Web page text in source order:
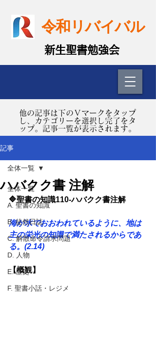
令和リバイバル
​新生聖書勉強会
​他の記事は下のＶマークをタップ
し、カテゴリーを選択し完了をタ
ップ。記事一覧が表示されます。
記事
全体一覧
A. 聖書の知識
B. 徒然日誌
C. 解散命令請求問題
D. 人物
E. 歴史
F. 聖書小話・レジメ
全体一覧
ハバクク書 注解
🔷聖書の知識110-ハバクク書注解
海が水でおおわれているように、地は
主の栄光の知識で満たされるからであ
る。(2.14)
【概観】